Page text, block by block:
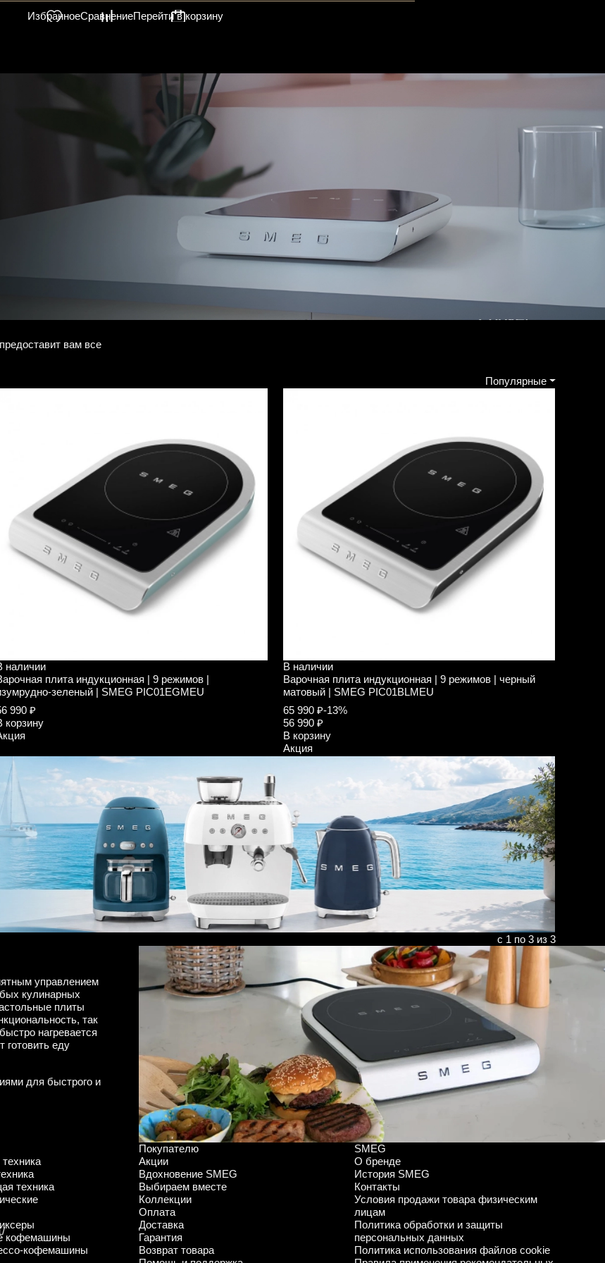
ИзбранноеСравнениеПерейти в корзину
вам все
Популярные
наличии
плита индукционная | 9 режимов |
зеленый | SMEG PIC01EGMEU
990 ₽
корзину
В наличии
Варочная плита индукционная | 9 режимов | черный
матовый | SMEG PIC01BLMEU
65 990 ₽-13%
56 990 ₽
В корзину
Акция
с 1 по 3 из 3
управлением
кулинарных
плиты
так
нагревается
готовить еду
для быстрого и
техника
кофемашины
кофемашины
Покупателю
Акции
Вдохновение SMEG
Выбираем вместе
Коллекции
Оплата
Доставка
Гарантия
Возврат товара
SMEG
О бренде
История SMEG
Контакты
Условия продажи товара физическим
лицам
Политика обработки и защиты
персональных данных
Политика использования файлов cookie